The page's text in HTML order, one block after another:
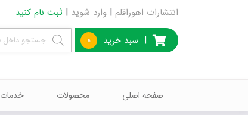
انتشارات اهوراقلم | وارد شوید | ثبت نام کنید
| سبد خرید 0
صفحه اصلی محصولات خدمات